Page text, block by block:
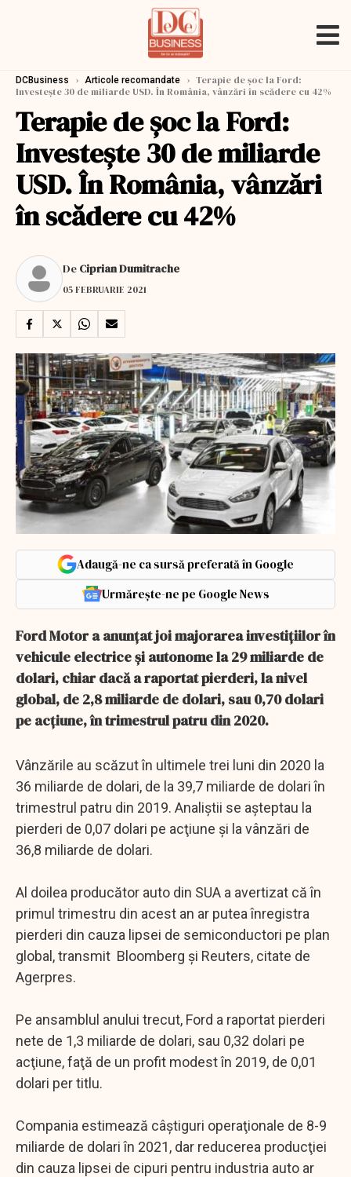
DCBusiness › Articole recomandate › Terapie de șoc la Ford:
Investește 30 de miliarde USD. În România, vânzări în scădere cu 42%
Terapie de șoc la Ford:
Investește 30 de miliarde
USD. În România, vânzări
în scădere cu 42%
De Ciprian Dumitrache
05 FEBRUARIE 2021
Adaugă-ne ca sursă preferată în Google
Urmărește-ne pe Google News
Ford Motor a anunţat joi majorarea investiţiilor în
vehicule electrice şi autonome la 29 miliarde de
dolari, chiar dacă a raportat pierderi, la nivel
global, de 2,8 miliarde de dolari, sau 0,70 dolari
pe acţiune, în trimestrul patru din 2020.
Vânzările au scăzut în ultimele trei luni din 2020 la
36 miliarde de dolari, de la 39,7 miliarde de dolari în
trimestrul patru din 2019. Analiştii se aşteptau la
pierderi de 0,07 dolari pe acţiune şi la vânzări de
36,8 miliarde de dolari.
Al doilea producător auto din SUA a avertizat că în
primul trimestru din acest an ar putea înregistra
pierderi din cauza lipsei de semiconductori pe plan
global, transmit Bloomberg şi Reuters, citate de
Agerpres.
Pe ansamblul anului trecut, Ford a raportat pierderi
nete de 1,3 miliarde de dolari, sau 0,32 dolari pe
acţiune, faţă de un profit modest în 2019, de 0,01
dolari per titlu.
Compania estimează câştiguri operaţionale de 8-9
miliarde de dolari în 2021, dar reducerea producţiei
din cauza lipsei de cipuri pentru industria auto ar